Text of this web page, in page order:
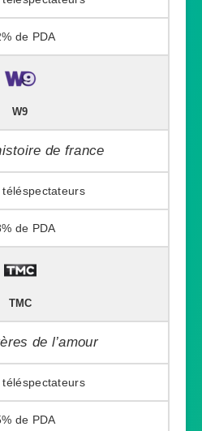
W9
de france
TMC
de l’amour